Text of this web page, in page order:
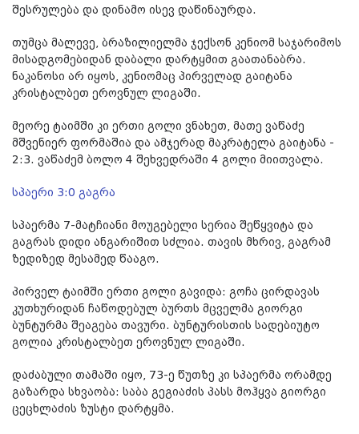
შესრულება და დინამო ისევ დაწინაურდა.
თუმცა მალევე, ბრაზილიელმა ჯექსონ კენიომ საჯარიმოს
მისადგომებიდან დაბალი დარტყმით გაათანაბრა.
ნაკანოსი არ იყოს, კენიომაც პირველად გაიტანა
კრისტალბეთ ეროვნულ ლიგაში.
მეორე ტაიმში კი ერთი გოლი ვნახეთ, მათე ვაწაძე
მშვენიერ ფორმაშია და ამჯერად მაკრატელა გაიტანა -
2:3. ვაწაძემ ბოლო 4 შეხვედრაში 4 გოლი მიითვალა.
სპაერი 3:0 გაგრა
სპაერმა 7-მატჩიანი მოუგებელი სერია შეწყვიტა და
გაგრას დიდი ანგარიშით სძლია. თავის მხრივ, გაგრამ
ზედიზედ მესამედ წააგო.
პირველ ტაიმში ერთი გოლი გავიდა: გოჩა ცირდავას
კუთხურიდან ჩაწოდებულ ბურთს მცველმა გიორგი
ბუნტურმა შეაგება თავური. ბუნტურისთის სადებიუტო
გოლია კრისტალბეთ ეროვნულ ლიგაში.
დაძაბული თამაში იყო, 73-ე წუთზე კი სპაერმა ორამდე
გაზარდა სხვაობა: საბა გეგიაძის პასს მოჰყვა გიორგი
ცეცხლაძის ზუსტი დარტყმა.